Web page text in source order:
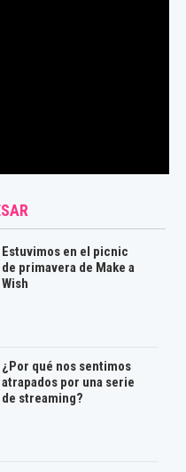
Estuvimos en el picnic
de primavera de Make a
Wish
¿Por qué nos sentimos
atrapados por una serie
de streaming?